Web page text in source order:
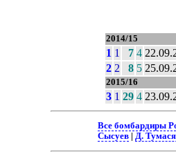
2014/15
1 1 7 4
2 2 8 5
2015/16
3 1 29 4
Все бомбардиры
Сысуев| Д.